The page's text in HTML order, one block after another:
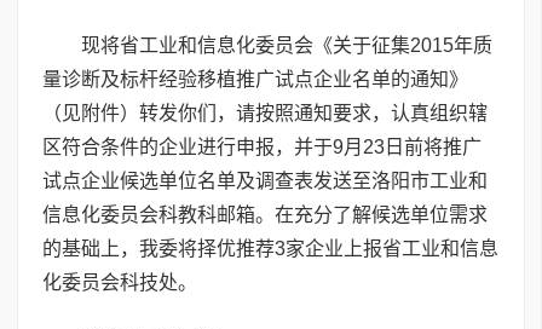
现将省工业和信息化委员会《关于征集2015年质
量诊断及标杆经验移植推广试点企业名单的通知》
（见附件）转发你们，请按照通知要求，认真组织辖
区符合条件的企业进行申报，并于9月23日前将推广
试点企业候选单位名单及调查表发送至洛阳市工业和
信息化委员会科教科邮箱。在充分了解候选单位需求
的基础上，我委将择优推荐3家企业上报省工业和信息
化委员会科技处。